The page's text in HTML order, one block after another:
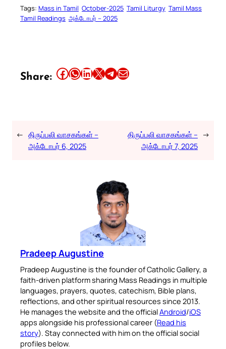
Tags: Mass in Tamil October-2025 Tamil Liturgy Tamil Mass
Tamil Readings அக்டோபர் – 2025
Share: Share this article on Facebook Share this article on WhatsApp Share this article on LinkedIn Share this article on X Share this article on TelegramEmail this Article
← திருப்பலி வாசகங்கள் –
அக்டோபர் 6, 2025
திருப்பலி வாசகங்கள் –
அக்டோபர் 7, 2025
→
Pradeep Augustine
Pradeep Augustine is the founder of Catholic Gallery, a
faith-driven platform sharing Mass Readings in multiple
languages, prayers, quotes, catechism, Bible plans,
reflections, and other spiritual resources since 2013.
He manages the website and the officialAndroid/iOS
apps alongside his professional career (Read his
story). Stay connected with him on the official social
profiles below.